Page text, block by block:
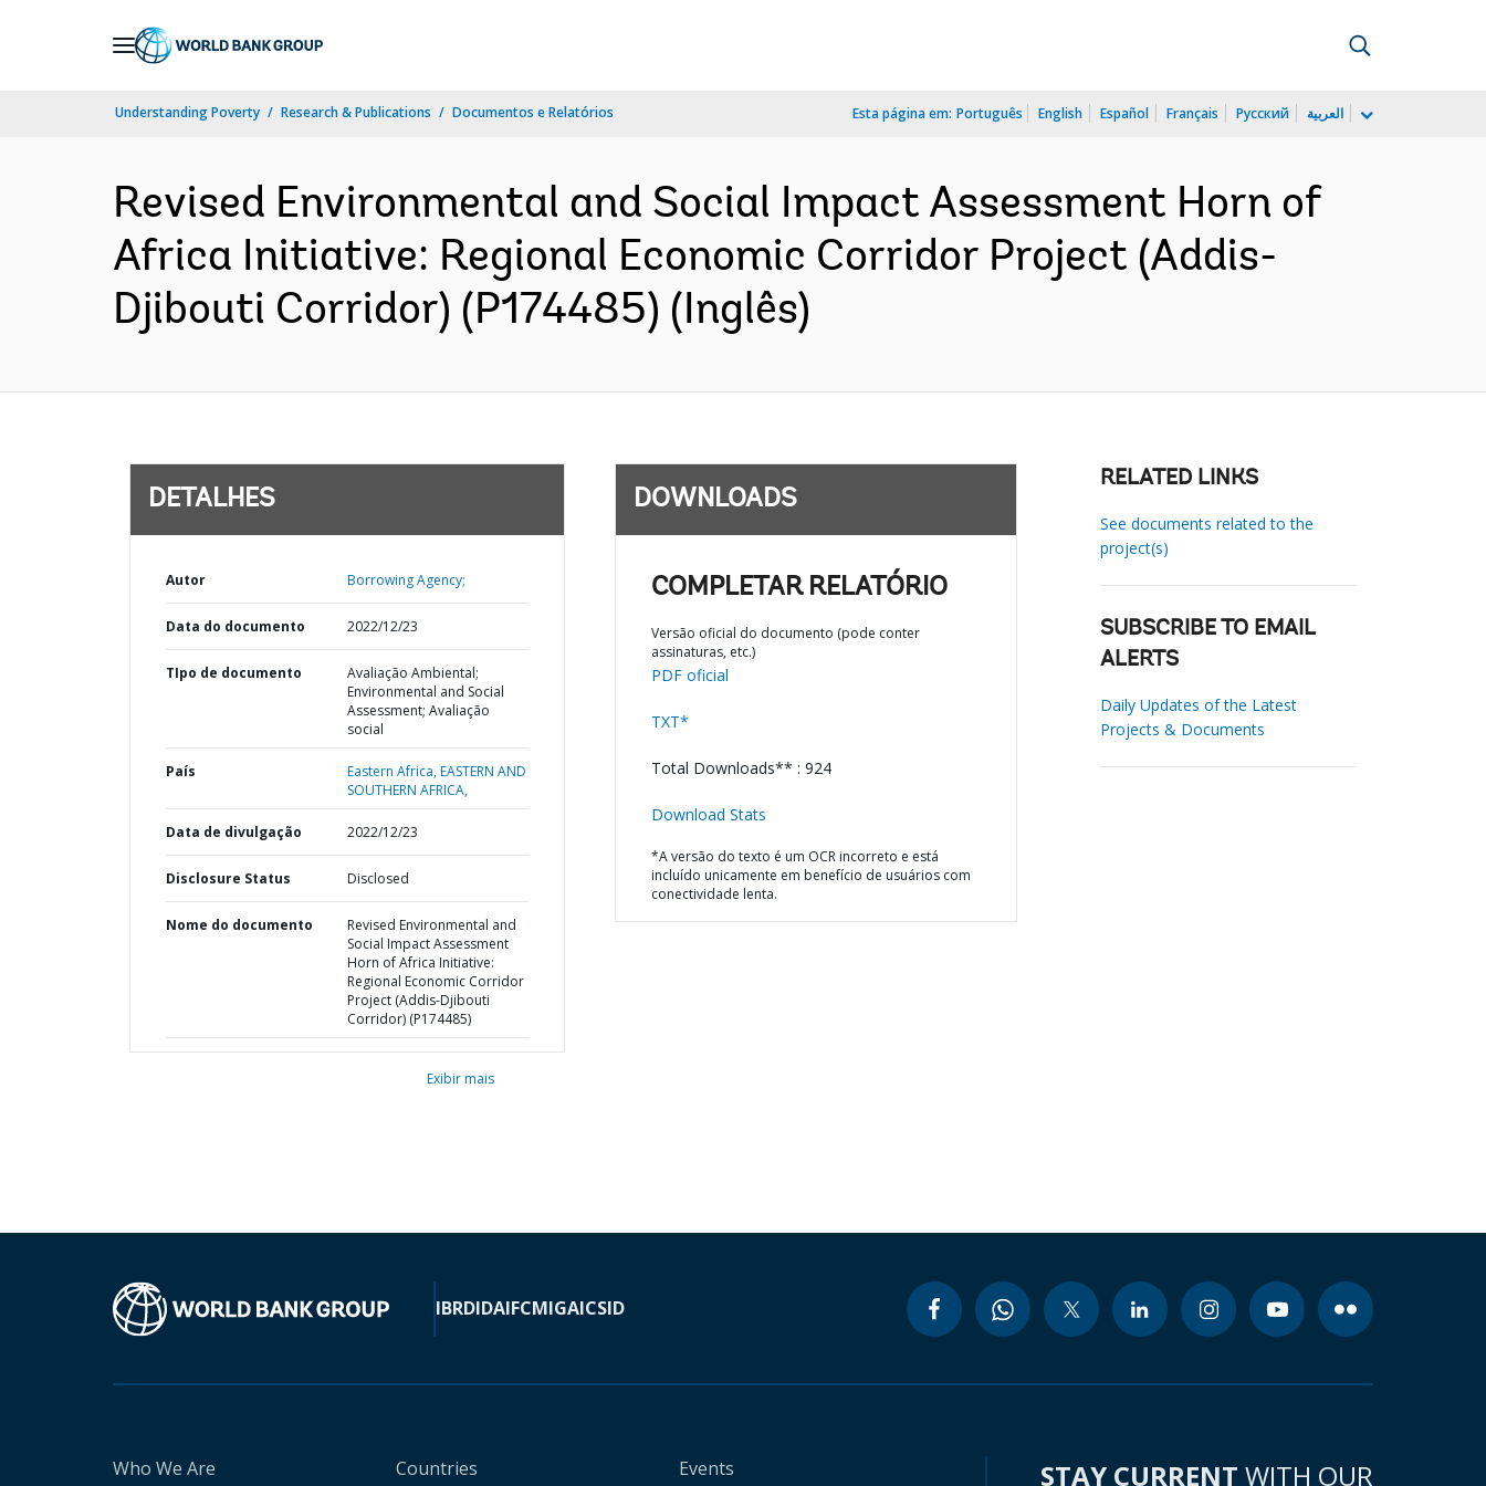
Understanding Poverty Research & Publications Documentos e Relatórios Esta página em: Português English Español Français Русский العربية
Revised Environmental and Social Impact Assessment Horn of
Africa Initiative: Regional Economic Corridor Project (Addis-
Djibouti Corridor) (P174485) (Inglês)
DETALHES
Autor Borrowing Agency;
Data do documento 2022/12/23
TIpo de documento
Avaliação Ambiental;
Environmental and Social
Assessment; Avaliação
social
País Eastern Africa,EASTERN AND
SOUTHERN AFRICA,
Data de divulgação 2022/12/23
Disclosure Status Disclosed
Nome do documento
Revised Environmental and
Social Impact Assessment
Horn of Africa Initiative:
Regional Economic Corridor
Project (Addis-Djibouti
Corridor) (P174485)
Exibir mais
DOWNLOADS
COMPLETAR RELATÓRIO
Versão oficial do documento (pode conter
assinaturas, etc.)
PDF oficial
TXT*
Total Downloads** : 924
Download Stats
*A versão do texto é um OCR incorreto e está
incluído unicamente em benefício de usuários com
conectividade lenta.
RELATED LINKS
See documents related to the
project(s)
SUBSCRIBE TO EMAIL
ALERTS
Daily Updates of the Latest
Projects & Documents
IBRDIDAIFCMIGAICSID
Who We Are Countries Events STAY CURRENT WITH OUR